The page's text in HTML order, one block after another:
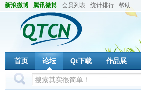
新浪微博 腾讯微博 会员列表 统计排行 帮助
首页 论坛 Qt下载 作品展